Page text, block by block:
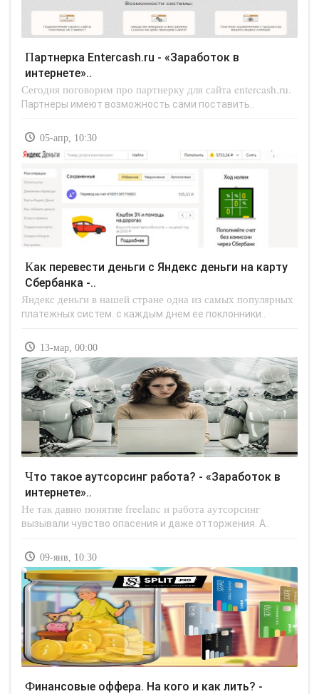
Партнерка Entercash.ru - «Заработок в
интернете»..
Сегодня поговорим про партнерку для сайта entercash.ru.
Партнеры имеют возможность сами поставить..
05-апр, 10:30
Как перевести деньги с Яндекс деньги на карту
Сбербанка -..
Яндекс деньги в нашей стране одна из самых популярных
платежных систем. с каждым днем ее поклонники..
13-мар, 00:00
Что такое аутсорсинг работа? - «Заработок в
интернете»..
Не так давно понятие freelanc и работа аутсорсинг
вызывали чувство опасения и даже отторжения. А..
09-янв, 10:30
Финансовые оффера. На кого и как лить? -